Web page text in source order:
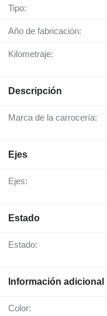
Tipo:
Año de fabricación:
Kilometraje:
Descripción
Marca de la carrocería:
Ejes
Ejes:
Estado
Estado:
Información adicional
Color: